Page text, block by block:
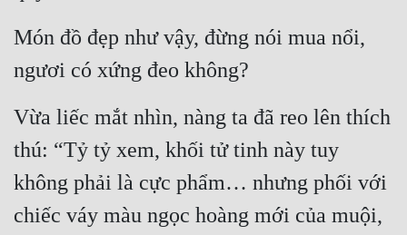
Đẹp
Đẹp Hiệp
Tính Cách Nhân Vật :
Cơ Trí
Sát Phạt Quyết Đoán
Món đồ đẹp như vậy, đừng nói mua nổi,
ngươi có xứng đeo không?
Vừa liếc mắt nhìn, nàng ta đã reo lên thích
thú: “Tỷ tỷ xem, khối tử tinh này tuy
không phải là cực phẩm… nhưng phối với
chiếc váy màu ngọc hoàng mới của muội,